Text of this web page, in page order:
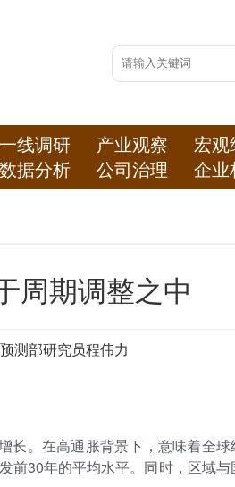
一线调研 产业观察 宏观
数据分析 公司治理 企业
周期调整之中
测部研究员程伟力
长。在高通胀背景下，意味着全球
前30年的平均水平。同时，区域与